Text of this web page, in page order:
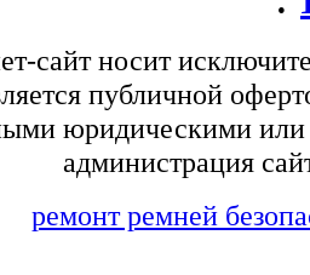
сайт носит
публичной
юридическими
администрация
ремонт ремней